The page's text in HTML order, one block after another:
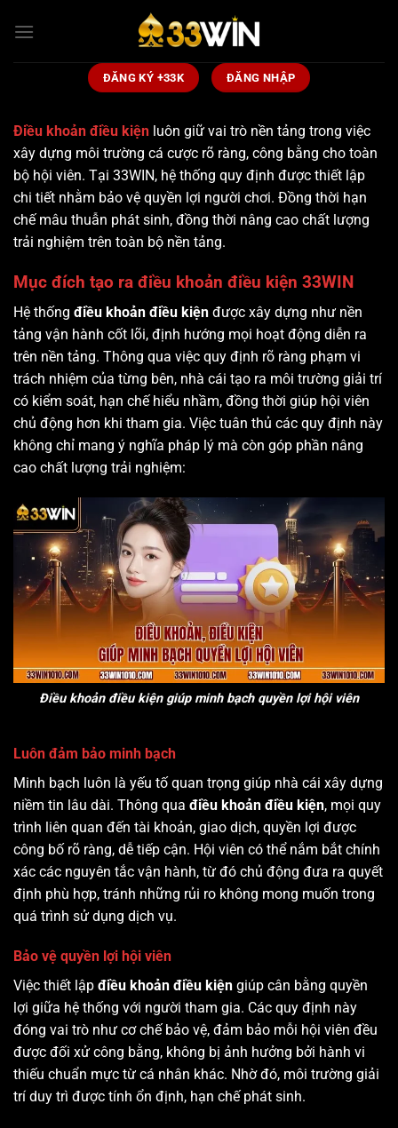
qua
ĐĂNG KÝ +33K ĐĂNG NHẬP
Điều khoản điều kiện luôn giữ vai trò nền tảng trong việc
xây dựng môi trường cá cược rõ ràng, công bằng cho toàn
bộ hội viên. Tại 33WIN, hệ thống quy định được thiết lập
chi tiết nhằm bảo vệ quyền lợi người chơi. Đồng thời hạn
chế mâu thuẫn phát sinh, đồng thời nâng cao chất lượng
trải nghiệm trên toàn bộ nền tảng.
Mục đích tạo ra điều khoản điều kiện 33WIN
Hệ thống điều khoản điều kiện được xây dựng như nền
tảng vận hành cốt lõi, định hướng mọi hoạt động diễn ra
trên nền tảng. Thông qua việc quy định rõ ràng phạm vi
trách nhiệm của từng bên, nhà cái tạo ra môi trường giải trí
có kiểm soát, hạn chế hiểu nhầm, đồng thời giúp hội viên
chủ động hơn khi tham gia. Việc tuân thủ các quy định này
không chỉ mang ý nghĩa pháp lý mà còn góp phần nâng
cao chất lượng trải nghiệm:
Điều khoản điều kiện giúp minh bạch quyền lợi hội viên
Luôn đảm bảo minh bạch
Minh bạch luôn là yếu tố quan trọng giúp nhà cái xây dựng
niềm tin lâu dài. Thông qua điều khoản điều kiện, mọi quy
trình liên quan đến tài khoản, giao dịch, quyền lợi được
công bố rõ ràng, dễ tiếp cận. Hội viên có thể nắm bắt chính
xác các nguyên tắc vận hành, từ đó chủ động đưa ra quyết
định phù hợp, tránh những rủi ro không mong muốn trong
quá trình sử dụng dịch vụ.
Bảo vệ quyền lợi hội viên
Việc thiết lập điều khoản điều kiện giúp cân bằng quyền
lợi giữa hệ thống với người tham gia. Các quy định này
đóng vai trò như cơ chế bảo vệ, đảm bảo mỗi hội viên đều
được đối xử công bằng, không bị ảnh hưởng bởi hành vi
thiếu chuẩn mực từ cá nhân khác. Nhờ đó, môi trường giải
trí duy trì được tính ổn định, hạn chế phát sinh.